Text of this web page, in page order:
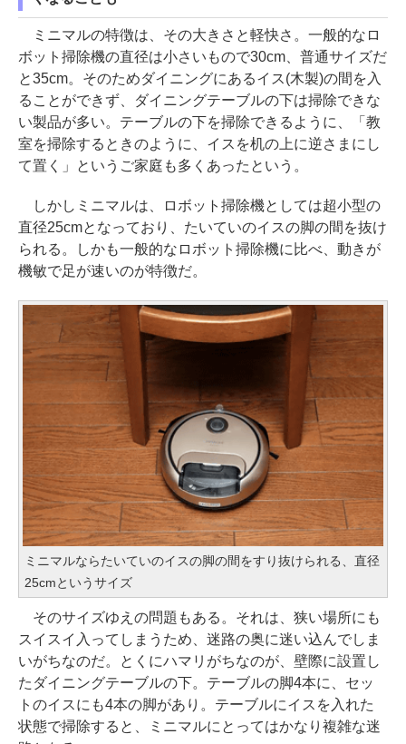
ミニマルの特徴は、その大きさと軽快さ。一般的なロ
ボット掃除機の直径は小さいもので30cm、普通サイズだ
と35cm。そのためダイニングにあるイス(木製)の間を入
ることができず、ダイニングテーブルの下は掃除できな
い製品が多い。テーブルの下を掃除できるように、「教
室を掃除するときのように、イスを机の上に逆さまにし
て置く」というご家庭も多くあったという。
しかしミニマルは、ロボット掃除機としては超小型の
直径25cmとなっており、たいていのイスの脚の間を抜け
られる。しかも一般的なロボット掃除機に比べ、動きが
機敏で足が速いのが特徴だ。
ミニマルならたいていのイスの脚の間をすり抜けられる、直径
25cmというサイズ
そのサイズゆえの問題もある。それは、狭い場所にも
スイスイ入ってしまうため、迷路の奥に迷い込んでしま
いがちなのだ。とくにハマリがちなのが、壁際に設置し
たダイニングテーブルの下。テーブルの脚4本に、セッ
トのイスにも4本の脚があり。テーブルにイスを入れた
状態で掃除すると、ミニマルにとってはかなり複雑な迷